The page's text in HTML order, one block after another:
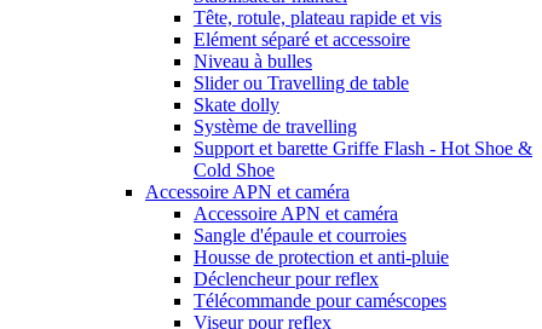
Tête, rotule, plateau rapide et vis
Elément séparé et accessoire
Niveau à bulles
Slider ou Travelling de table
Skate dolly
Système de travelling
Support et barette Griffe Flash - Hot Shoe &
Cold Shoe
Accessoire APN et caméra
Accessoire APN et caméra
Sangle d'épaule et courroies
Housse de protection et anti-pluie
Déclencheur pour reflex
Télécommande pour caméscopes
Viseur pour reflex